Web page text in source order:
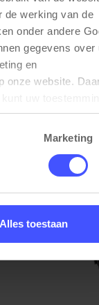
de werking van de
onder andere
gegevens over
en
onze website.
Marketing
Alles toestaan
Bekijk
Design